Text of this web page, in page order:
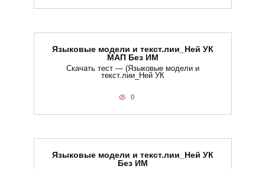
Языковые модели и текст.лии_Ней УК
МАП Без ИМ
Скачать тест — (Языковые модели и
текст.лии_Ней УК
0
Языковые модели и текст.лии_Ней УК
Без ИМ